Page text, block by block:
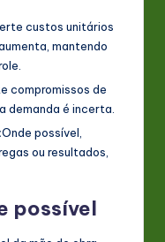
custos unitários
mantendo
compromissos de
demanda é incerta.
Onde possível,
ou resultados,
possível